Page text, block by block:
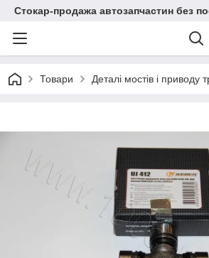
Стокар-продажа автозапчастин без
Товари Деталі мостів і приводу